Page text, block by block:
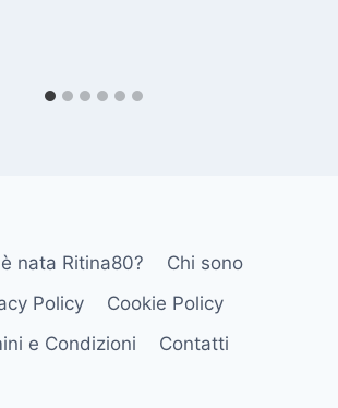
nata Ritina80?
Chi sono
Policy
Cookie Policy
e Condizioni
Contatti